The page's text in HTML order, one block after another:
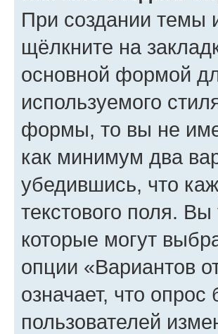
При создании темы
щёлкните на
основной формой
используемого
формы, то вы не
как минимум два
убедившись, что
текстового поля.
которые могут
опции «Вариантов
означает, что
пользователей